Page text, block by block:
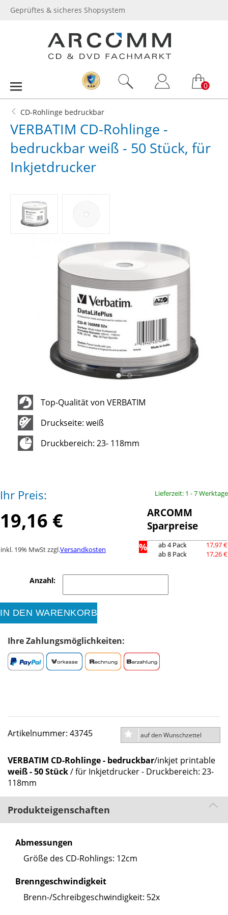
Geprüftes & sicheres Shopsystem
0
CD-Rohlinge bedruckbar
VERBATIM CD-Rohlinge -
bedruckbar weiß - 50 Stück, für
Inkjetdrucker
Top-Qualität von VERBATIM
Druckseite: weiß
Druckbereich: 23- 118mm
Ihr Preis:
19,16 €
inkl. 19% MwSt zzgl.Versandkosten
Lieferzeit: 1 - 7 Werktage
ARCOMM
Sparpreise
% ab 4 Pack
17,97 €
ab 8 Pack
17,26 €
Anzahl:
IN DEN WARENKORB
Ihre Zahlungsmöglichkeiten:
Artikelnummer: 43745 auf den Wunschzettel
VERBATIM CD-Rohlinge - bedruckbar/inkjet printable
weiß - 50 Stück/ für Inkjetdrucker - Druckbereich: 23-
118mm
Produkteigenschaften
Abmessungen
Größe des CD-Rohlings: 12cm
Brenngeschwindigkeit
Brenn-/Schreibgeschwindigkeit: 52x